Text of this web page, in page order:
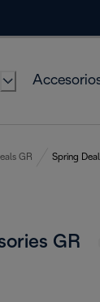
GR Spring
GR